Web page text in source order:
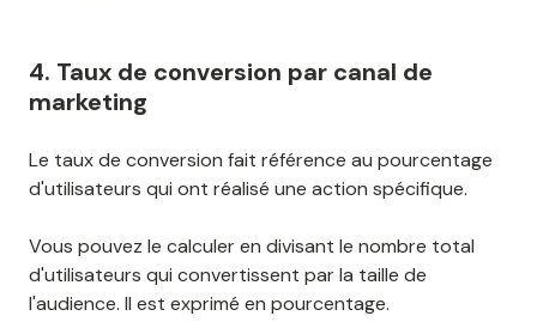
4. Taux de conversion par canal de
marketing
Le taux de conversion fait référence au pourcentage
d'utilisateurs qui ont réalisé une action spécifique.
Vous pouvez le calculer en divisant le nombre total
d'utilisateurs qui convertissent par la taille de
l'audience. Il est exprimé en pourcentage.